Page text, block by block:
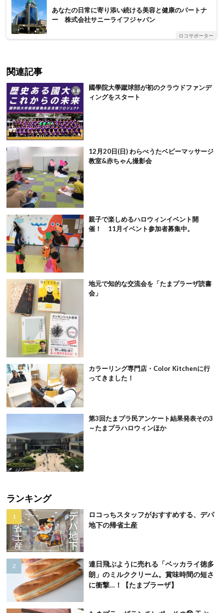
あなたの日常に寄り添い続ける美容と健康のパートナ
ー 株式会社サニーライフジャパン
ロコサポーター
関連記事
國學院大學蹴球部が初のクラウドファンデ
ィングをスタート
12月20日(日) わらべうたベビーマッサージ
教室&赤ちゃん撮影会
親子で楽しめるハロウィンイベント開
催！ 11月イベント参加者募集中。
地元で知的な交流会を「たまプラーザ読書
会」
カラーリング専門店・Color Kitchenに行
ってきました！
第3回たまプラ民アンケート結果発表その3
～たまプラハロウィンほか
ランキング
ロコっちスタッフがおすすめする、デパ
地下の帰省土産
連日飛ぶように売れる「ベッカライ徳多
朗」のミルククリーム。賞味時間の短さ
に衝撃…！【たまプラーザ】